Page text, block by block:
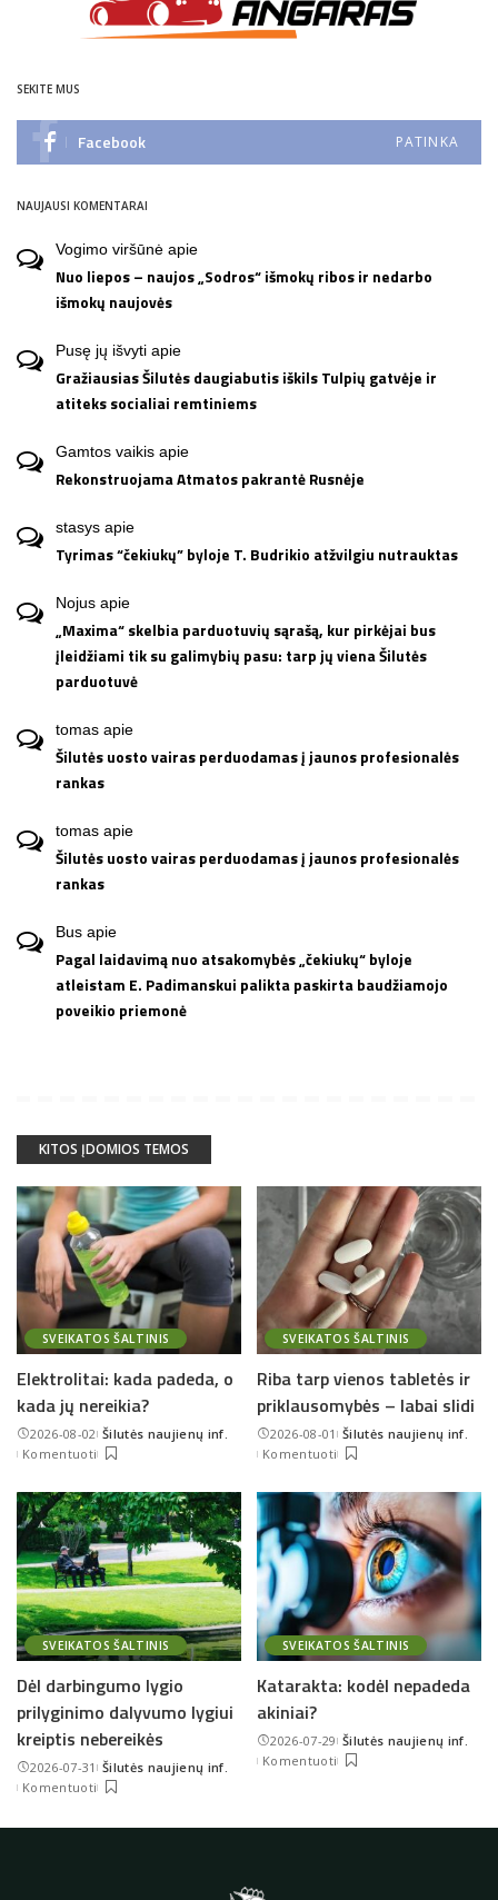
SEKITE MUS
Facebook PATINKA
NAUJAUSI KOMENTARAI
Vogimo viršūnė apie
Nuo liepos – naujos „Sodros“ išmokų ribos ir nedarbo
išmokų naujovės
Pusę jų išvyti apie
Gražiausias Šilutės daugiabutis iškils Tulpių gatvėje ir
atiteks socialiai remtiniems
Gamtos vaikis apie
Rekonstruojama Atmatos pakrantė Rusnėje
stasys apie
Tyrimas “čekiukų” byloje T. Budrikio atžvilgiu nutrauktas
Nojus apie
„Maxima“ skelbia parduotuvių sąrašą, kur pirkėjai bus
įleidžiami tik su galimybių pasu: tarp jų viena Šilutės
parduotuvė
tomas apie
Šilutės uosto vairas perduodamas į jaunos profesionalės
rankas
tomas apie
Šilutės uosto vairas perduodamas į jaunos profesionalės
rankas
Bus apie
Pagal laidavimą nuo atsakomybės „čekiukų“ byloje
atleistam E. Padimanskui palikta paskirta baudžiamojo
poveikio priemonė
KITOS ĮDOMIOS TEMOS
SVEIKATOS ŠALTINIS
Elektrolitai: kada padeda, o
kada jų nereikia?
2026-08-02Posted
by
Šilutės naujienų inf.
Komentuoti
SVEIKATOS ŠALTINIS
Riba tarp vienos tabletės ir
priklausomybės – labai slidi
2026-08-01 Posted
by
Šilutės naujienų inf.
Komentuoti
SVEIKATOS ŠALTINIS
Dėl darbingumo lygio
prilyginimo dalyvumo lygiui
kreiptis nebereikės
2026-07-31 Posted
by
Šilutės naujienų inf.
Komentuoti
SVEIKATOS ŠALTINIS
Katarakta: kodėl nepadeda
akiniai?
2026-07-29Posted
by
Šilutės naujienų inf.
Komentuoti